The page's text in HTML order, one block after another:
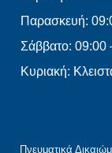
Παρασκευή:
Σάββατο: 09:00
Κυριακή:
Πνευματικά